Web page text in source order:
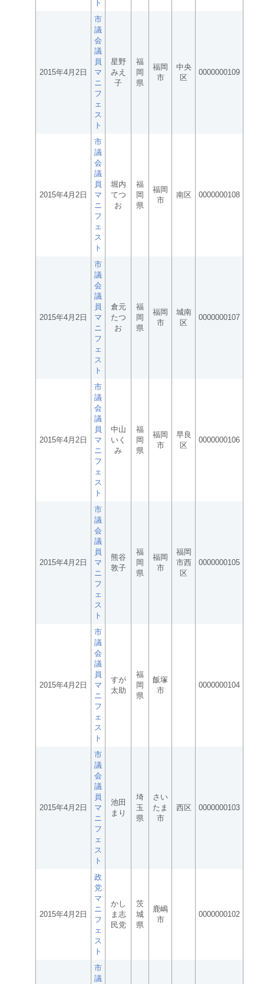
ト
2015年4月2日
市
議
会
議
員
マ
ニ
フ
ェ
ス
ト
星野
みえ
子
福
岡
県
福岡
市
中央
区
0000000109
2015年4月2日
市
議
会
議
員
マ
ニ
フ
ェ
ス
ト
堀内
てつ
お
福
岡
県
福岡
市
南区 0000000108
2015年4月2日
市
議
会
議
員
マ
ニ
フ
ェ
ス
ト
倉元
たつ
お
福
岡
県
福岡
市
城南
区
0000000107
2015年4月2日
市
議
会
議
員
マ
ニ
フ
ェ
ス
ト
中山
いく
み
福
岡
県
福岡
市
早良
区
0000000106
2015年4月2日
市
議
会
議
員
マ
ニ
フ
ェ
ス
ト
熊谷
敦子
福
岡
県
福岡
市
福岡
市西
区
0000000105
2015年4月2日
市
議
会
議
員
マ
ニ
フ
ェ
ス
ト
すが
太助
福
岡
県
飯塚
市
0000000104
2015年4月2日
市
議
会
議
員
マ
ニ
フ
ェ
ス
ト
池田
まり
埼
玉
県
さい
たま
市
西区 0000000103
2015年4月2日
政
党
マ
ニ
フ
ェ
ス
ト
かし
ま志
民党
茨
城
県
鹿嶋
市
0000000102
市
議